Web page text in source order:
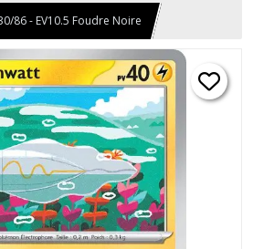
86 - EV10.5 Foudre Noire